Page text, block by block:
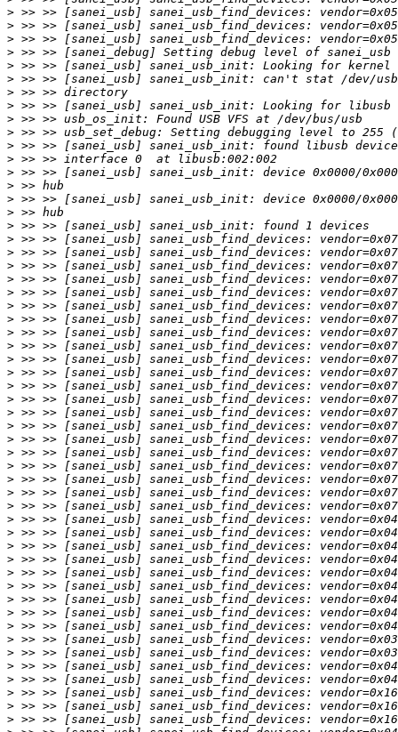
>
>
>
>
>
>
>
>
>
>
>
>
>
>
>
>
>
>
>
>
>
>
>
>
>
>
>
>
>
>
>
>
>
>
>
>
>
>
>
>
>
>
>
>
>
>
>
>
>
>
>
>
>
>